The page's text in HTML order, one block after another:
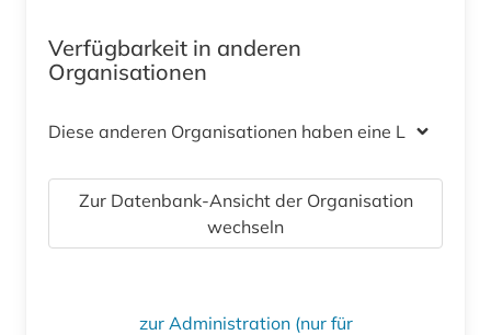
Verfügbarkeit in anderen
Organisationen
Diese anderen Organisationen haben eine Lizenz
Zur Datenbank-Ansicht der Organisation
wechseln
zur Administration (nur für